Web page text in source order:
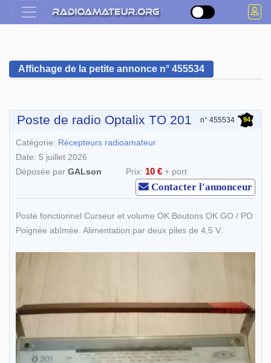
Affichage de la petite annonce n° 455534
Poste de radio Optalix TO 201 n° 455534 94
Catégorie: Récepteurs radioamateur
Date: 5 juillet 2026
Déposée par GALson Prix: 10 € + port
Contacter l'annonceur
Poste fonctionnel Curseur et volume OK Boutons OK GO / PO
Poignée abîmée. Alimentation par deux piles de 4,5 V.